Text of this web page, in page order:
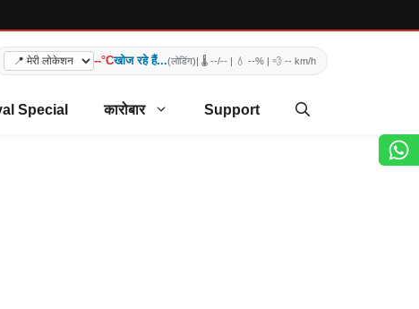
--°Cखोज रहे हैं...(लोडिंग)| 🌡️ --/-- | 💧 --% | 💨 -- km/h
Special कारोबार Support